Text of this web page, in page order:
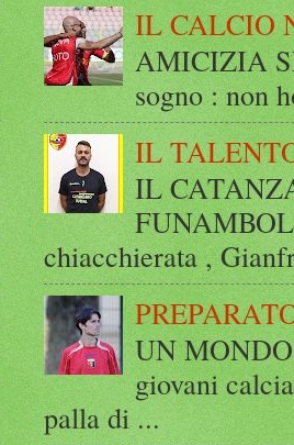
IL CALCIO
AMICIZIA
sogno : non
IL
IL
chiacchierata ,
UN
giovani
palla di ...